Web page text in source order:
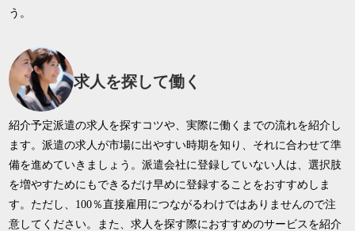
う。
求人を探して働く
紹介予定派遣の求人を探すコツや、実際に働くまでの流れを紹介し
ます。派遣の求人が市場に出やすい時期を知り、それに合わせて準
備を進めていきましょう。派遣会社に登録していない人は、選択肢
を増やすためにもできるだけ早めに登録することをおすすめしま
す。ただし、100％直接雇用につながるわけではありませんので注
意してください。また、求人を探す際におすすめのサービスを紹介